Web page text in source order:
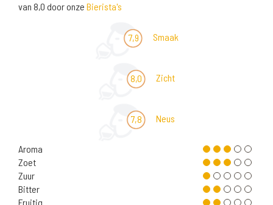
van 8,0 door onze Bierista's
7,9 Smaak
8,0 Zicht
7,8 Neus
Aroma
Zoet
Zuur
Bitter
Fruitig